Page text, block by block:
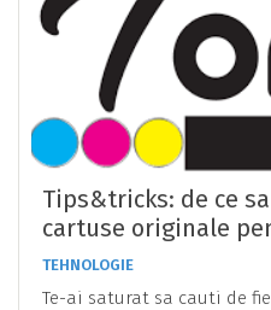
Tips&tricks: de ce
cartuse originale
HP?
TEHNOLOGIE
Te-ai saturat sa cauti de